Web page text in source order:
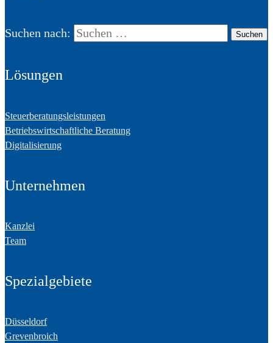
Suchen nach:
Lösungen
Steuerberatungsleistungen
Betriebswirtschaftliche Beratung
Digitalisierung
Unternehmen
Kanzlei
Team
Spezialgebiete
Düsseldorf
Grevenbroich